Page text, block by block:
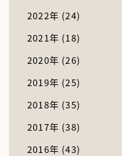
2022年 (24)
2021年 (18)
2020年 (26)
2019年 (25)
2018年 (35)
2017年 (38)
2016年 (43)